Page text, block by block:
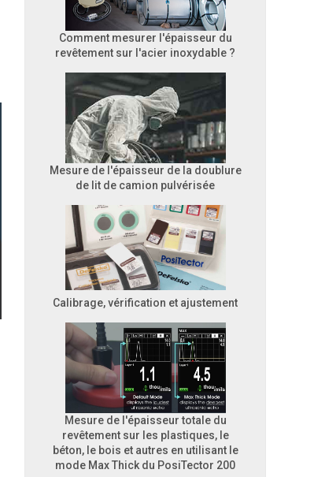
Comment mesurer l'épaisseur du
revêtement sur l'acier inoxydable ?
Mesure de l'épaisseur de la doublure
de lit de camion pulvérisée
Calibrage, vérification et ajustement
Mesure de l'épaisseur totale du
revêtement sur les plastiques, le
béton, le bois et autres en utilisant le
mode Max Thick du PosiTector 200